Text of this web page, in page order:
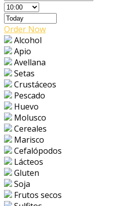
Order Now
Alcohol
Apio
Avellana
Setas
Crustáceos
Pescado
Huevo
Molusco
Cereales
Marisco
Cefalópodos
Lácteos
Gluten
Soja
Frutos secos